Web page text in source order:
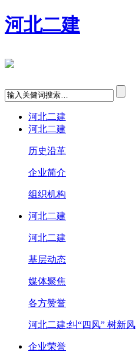
河北二建
河北二建
河北二建
历史沿革
企业简介
组织机构
河北二建
河北二建
基层动态
媒体聚焦
各方赞誉
河北二建:纠“四风” 树新风
企业荣誉